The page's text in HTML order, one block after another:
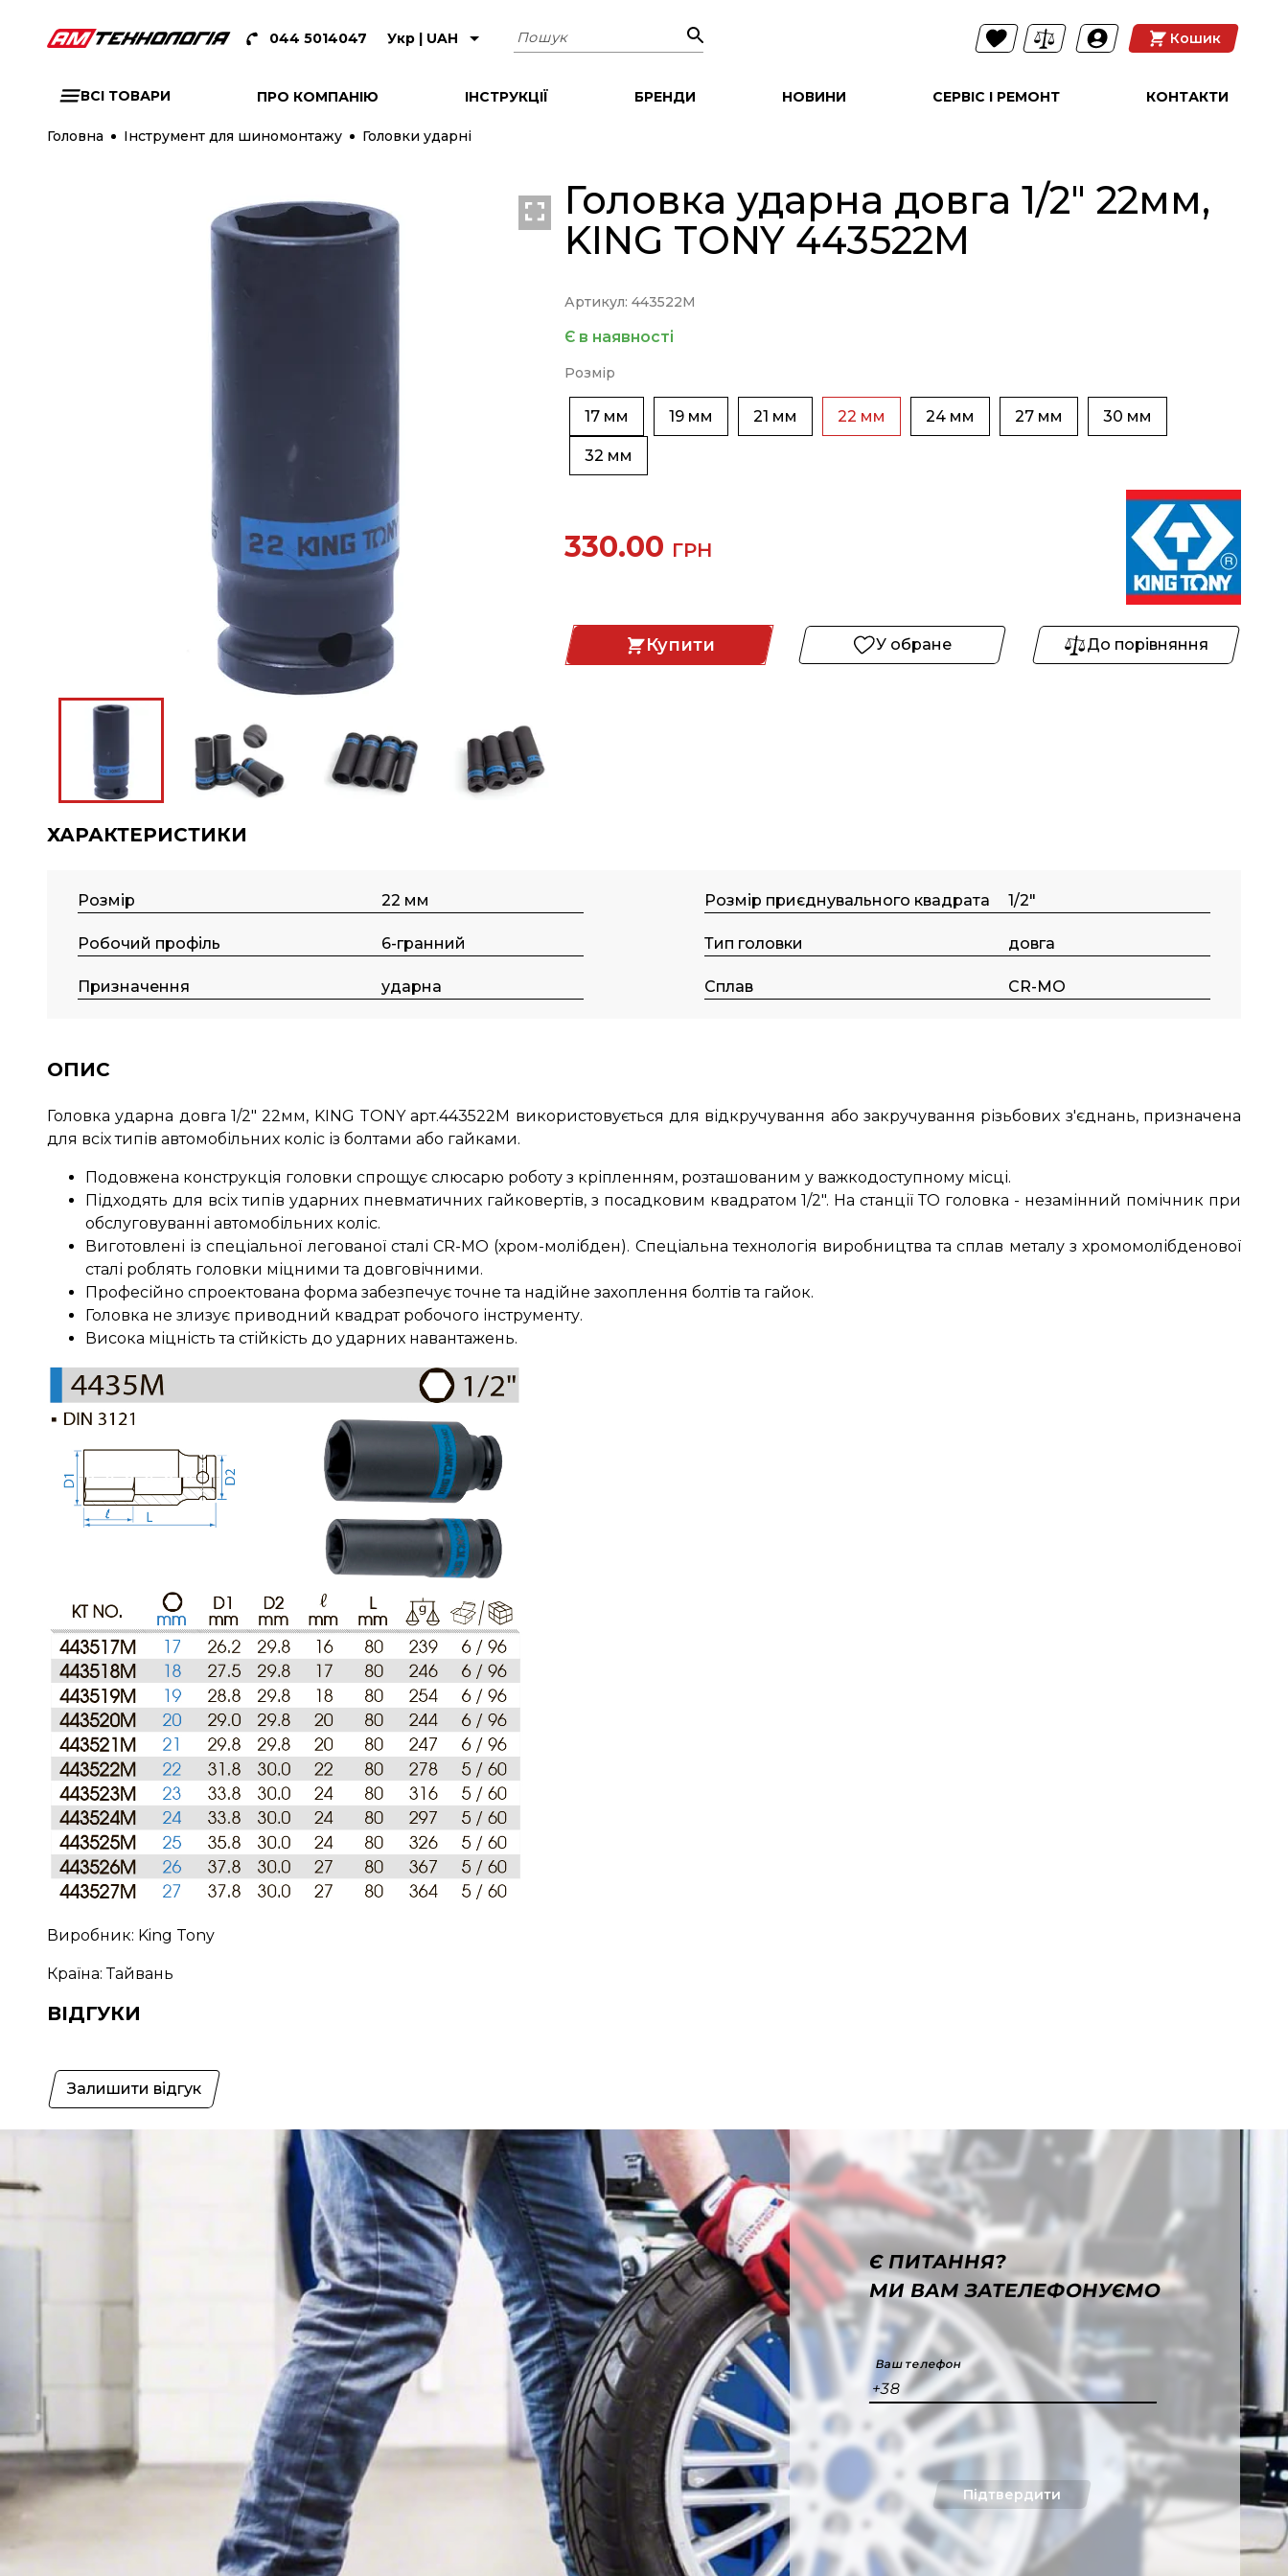
044 5014047 Укр | UAH Пошук Кошик
ВСІ ТОВАРИ ПРО КОМПАНІЮ ІНСТРУКЦІЇ БРЕНДИ НОВИНИ СЕРВІС І РЕМОНТ КОНТАКТИ
Головна Інструмент для шиномонтажу Головки ударні
Головка ударна довга 1/2" 22мм,
KING TONY 443522M
Артикул: 443522M
Є в наявності
Розмір
17 мм 19 мм 21 мм 22 мм 24 мм 27 мм 30 мм
32 мм
330.00 ГРН
Купити У обране До порівняння
ХАРАКТЕРИСТИКИ
Розмір 22 мм Розмір приєднувального квадрата 1/2"
Робочий профіль 6-гранний Тип головки довга
Призначення ударна Сплав CR-MO
ОПИС
Головка ударна довга 1/2" 22мм, KING TONY арт.443522M використовується для відкручування або закручування різьбових з'єднань, призначена
для всіх типів автомобільних коліс із болтами або гайками.
Подовжена конструкція головки спрощує слюсарю роботу з кріпленням, розташованим у важкодоступному місці.
Підходять для всіх типів ударних пневматичних гайковертів, з посадковим квадратом 1/2". На станції ТО головка - незамінний помічник при
обслуговуванні автомобільних коліс.
Виготовлені із спеціальної легованої сталі CR-MO (хром-молібден). Спеціальна технологія виробництва та сплав металу з хромомолібденової
сталі роблять головки міцними та довговічними.
Професійно спроектована форма забезпечує точне та надійне захоплення болтів та гайок.
Головка не злизує приводний квадрат робочого інструменту.
Висока міцність та стійкість до ударних навантажень.
Виробник: King Tony
Країна: Тайвань
ВІДГУКИ
Залишити відгук
Є ПИТАННЯ?
МИ ВАМ ЗАТЕЛЕФОНУЄМО
Ваш телефон
+38
Підтвердити